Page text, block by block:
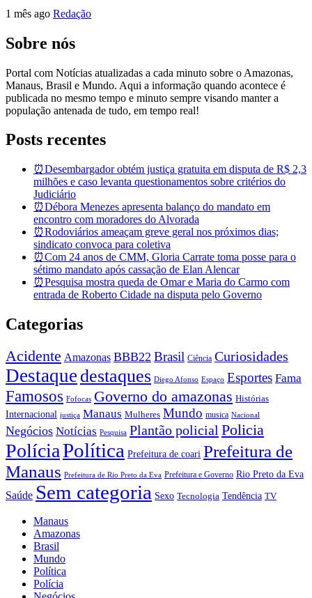
1 mês ago Redação
Sobre nós
Portal com Notícias atualizadas a cada minuto sobre o Amazonas,
Manaus, Brasil e Mundo. Aqui a informação quando acontece é
publicada no mesmo tempo e minuto sempre visando manter a
população antenada de tudo, em tempo real!
Posts recentes
⏰Desembargador obtém justiça gratuita em disputa de R$ 2,3
milhões e caso levanta questionamentos sobre critérios do
Judiciário
⏰Débora Menezes apresenta balanço do mandato em
encontro com moradores do Alvorada
⏰Rodoviários ameaçam greve geral nos próximos dias;
sindicato convoca para coletiva
⏰Com 24 anos de CMM, Gloria Carrate toma posse para o
sétimo mandato após cassação de Elan Alencar
⏰Pesquisa mostra queda de Omar e Maria do Carmo com
entrada de Roberto Cidade na disputa pelo Governo
Categorias
Acidente Amazonas BBB22 Brasil Ciência Curiosidades
Destaque destaques Diego Afonso Espaço Esportes Fama
Famosos Fofocas Governo do amazonas Histórias
Internacional justiça Manaus Mulheres Mundo musica Nacional
Negócios Notícias Pesquisa Plantão policial Policia
PolíciaPolítica Prefeitura de coari Prefeitura de
Manaus Prefeitura de Rio Preto da Eva Prefeitura e Governo Rio Preto da Eva
Saúde Sem categoria Sexo Tecnologia Tendência TV
Manaus
Amazonas
Brasil
Mundo
Política
Polícia